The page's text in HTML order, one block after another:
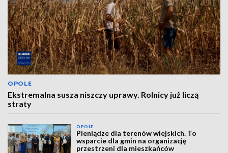
OPOLE
Ekstremalna susza niszczy uprawy. Rolnicy już liczą
straty
OPOLE
Pieniądze dla terenów wiejskich. To
wsparcie dla gmin na organizację
przestrzeni dla mieszkańców